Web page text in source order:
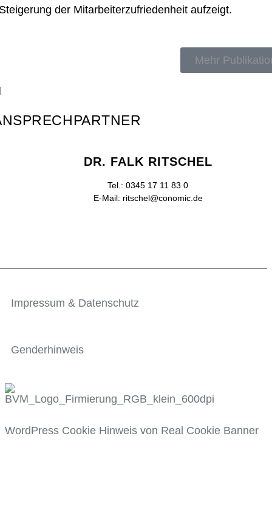
der Mitarbeiterzufriedenheit aufzeigt.
Mehr
DR. FALK RITSCHEL
Tel.: 0345 17 11 83 0
E-Mail: ritschel@conomic.de
Impressum & Datenschutz
Genderhinweis
WordPress Cookie Hinweis von Real Cookie Banner